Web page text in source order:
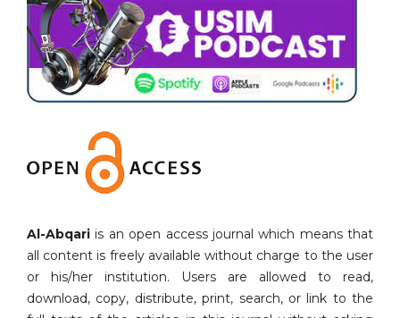
Al-Abqari is an open access journal which means that
all content is freely available without charge to the user
or his/her institution. Users are allowed to read,
download, copy, distribute, print, search, or link to the